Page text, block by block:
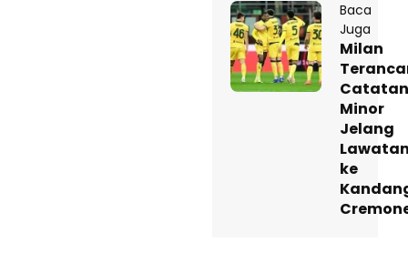
Baca
Juga
Milan
Catatan
Minor
Jelang
ke